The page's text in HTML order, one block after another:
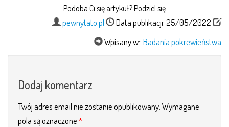
Podoba Ci się artykuł? Podziel się
pewnytato.pl
Data publikacji: 25/05/2022
Wpisany w::Badania pokrewieństwa
Dodaj komentarz
Twój adres email nie zostanie opublikowany. Wymagane
pola są oznaczone*